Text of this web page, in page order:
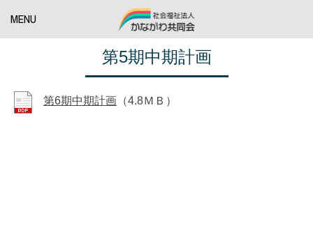
MENU
第5期中期計画
第6期中期計画 （4.8ＭＢ）